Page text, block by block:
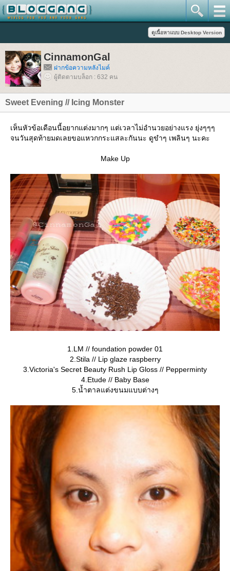
CinnamonGal
ฝากข้อความหลังไมค์
ผู้ติดตามบล็อก : 632 คน
Sweet Evening // Icing Monster
เห็นหัวข้อเดือนนี้อยากแต่งมากๆ แต่เวลาไม่อำนวยอย่างแรง ยุ่งๆๆๆ
จนวันสุดท้ายมดเลยขอแหวกกระแสละกันนะ ดูขำๆ เพลินๆ นะคะ
Make Up
1.LM // foundation powder 01
2.Stila // Lip glaze raspberry
3.Victoria's Secret Beauty Rush Lip Gloss // Pepperminty
4.Etude // Baby Base
5.น้ำตาลแต่งขนมแบบต่างๆ